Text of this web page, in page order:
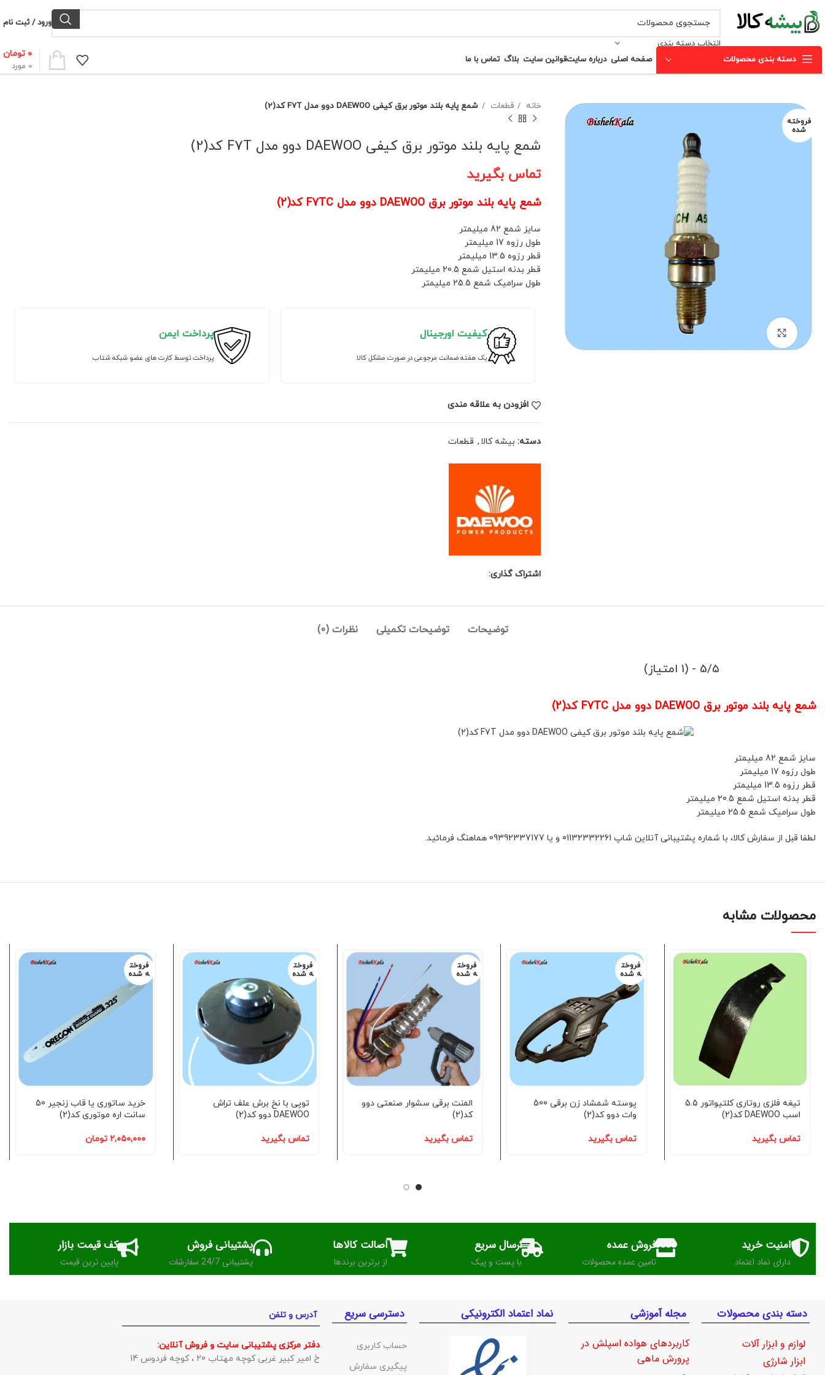
انتخاب دسته بندی
ورود / ثبت نام
دسته بندی محصولات صفحه اصلی درباره سایتقوانین سایت بلاگ تماس با ما
0 مورد
۰ تومان
فروخته
شده
برای بزرگنمایی کلیک کنید
خانه قطعات شمع پایه بلند موتور برق کیفی DAEWOO دوو مدل F7T کد(2)
شمع پایه بلند موتور برق کیفی DAEWOO دوو مدل F7T کد(2)
تماس بگیرید
شمع پایه بلند موتور برق DAEWOO دوو مدل F7TC کد(2)
سایز شمع 82 میلیمتر
طول رزوه 17 میلیمتر
قطر رزوه 13.5 میلیمتر
قطر بدنه استیل شمع 20.5 میلیمتر
طول سرامیک شمع 25.5 میلیمتر
کیفیت اورجینال
یک هفته ضمانت مرجوعی در صورت مشکل کالا
پرداخت ایمن
پرداخت توسط کارت های عضو شبکه شتاب
افزودن به علاقه مندی
دسته: بیشه کالا , قطعات
اشتراک گذاری:
توضیحات توضیحات تکمیلی نظرات (0)
5/5 - (1 امتیاز)
شمع پایه بلند موتور برق DAEWOO دوو مدل F7TC کد(2)
سایز شمع 82 میلیمتر
طول رزوه 17 میلیمتر
قطر رزوه 13.5 میلیمتر
قطر بدنه استیل شمع 20.5 میلیمتر
طول سرامیک شمع 25.5 میلیمتر
لطفا قبل از سفارش کالا، با شماره پشتیبانی آنلاین شاپ 01132332261 و یا 09392337177 هماهنگ فرمائید.
محصولات مشابه
تیغه فلزی روتاری کلتیواتور 5.5
اسب DAEWOO کد(2)
تماس بگیرید
فروخت
ه شده
پوسته شمشاد زن برقی 500
وات دوو کد(2)
تماس بگیرید
فروخت
ه شده
المنت برقی سشوار صنعتی دوو
کد(2)
تماس بگیرید
فروخت
ه شده
توپی با نخ برش علف تراش
DAEWOO دوو کد(2)
تماس بگیرید
فروخت
ه شده
خرید ساتوری یا قاب زنجیر 50
سانت اره موتوری کد(2)
۲,۰۵۰,۰۰۰ تومان
امنیت خرید
دارای نماد اعتماد
فروش عمده
تامین عمده محصولات
ارسال سریع
با پست و پیک
اصالت کالاها
از برترین برندها
پشتیبانی فروش
پشتیبانی 24/7 سفارشات
کف قیمت بازار
پایین ترین قیمت
دسته بندی محصولات
لوازم و ابزار آلات
ابزار شارژی
مجله آموزشی
کاربردهای هواده اسپلش در
پرورش ماهی
نماد اعتماد الکترونیکی دسترسی سریع
حساب کاربری
پیگیری سفارش
آدرس و تلفن
دفتر مرکزی پشتیبانی سایت و فروش آنلاین:
خ امیر کبیر غربی کوچه مهتاب 20 ، کوچه فردوس 14